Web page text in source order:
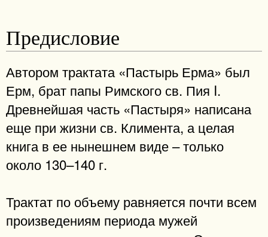
Предисловие
Автором трактата «Пастырь Ерма» был
Ерм, брат папы Римского св. Пия I.
Древнейшая часть «Пастыря» написана
еще при жизни св. Климента, а целая
книга в ее нынешнем виде – только
около 130–140 г.
Трактат по объему равняется почти всем
произведениям периода мужей